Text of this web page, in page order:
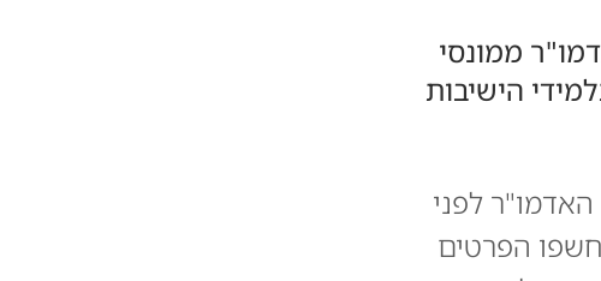
ממונסי
הישיבות
לפני
הפרטים